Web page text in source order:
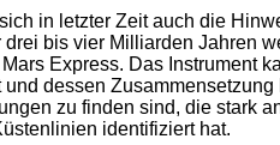
in letzter Zeit auch die
bis vier Milliarden Jahren
Express. Das Instrument
dessen Zusammensetzung
zu finden sind, die stark
identifiziert hat.